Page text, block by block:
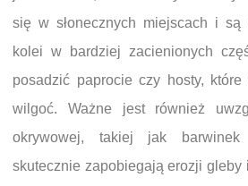
się w słonecznych miejscach i
kolei w bardziej zacienionych
posadzić paprocie czy hosty,
wilgoć. Ważne jest również
okrywowej, takiej jak
skutecznie zapobiegają erozji gleby